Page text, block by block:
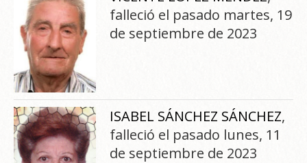
falleció el pasado martes, 19
de septiembre de 2023
ISABEL SÁNCHEZ SÁNCHEZ,
falleció el pasado lunes, 11
de septiembre de 2023